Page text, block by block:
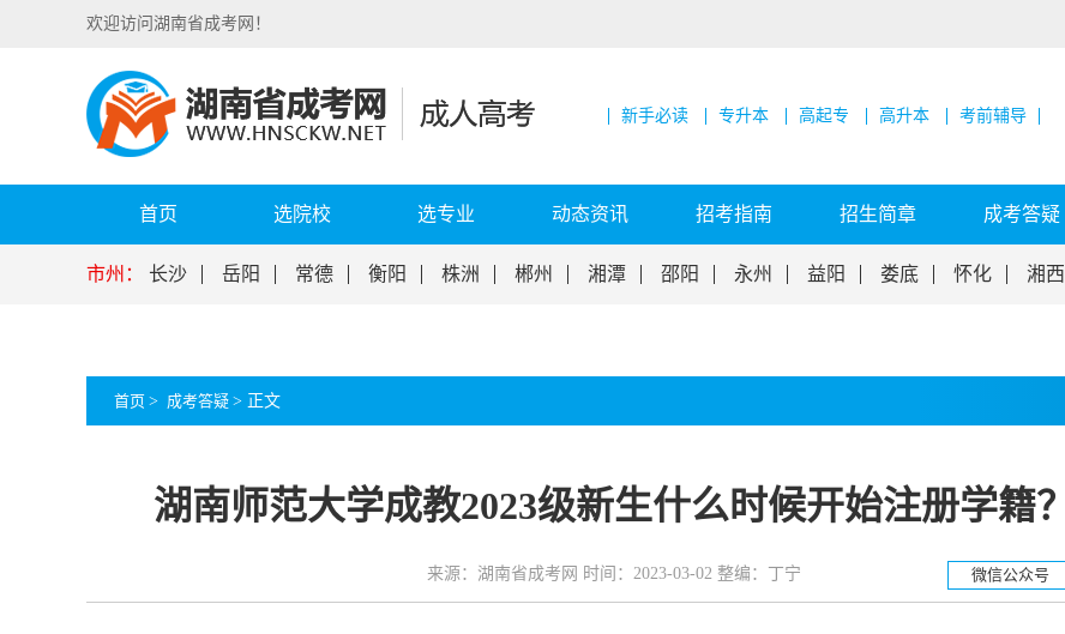
欢迎访问湖南省成考网！
新手必读 专升本 高起专 高升本 考前辅导
首页 选院校 选专业 动态资讯 招考指南 招生简章 成考答疑
市州： 长沙 岳阳 常德 衡阳 株洲 郴州 湘潭 邵阳 永州 益阳 娄底 怀化 湘西
首页 > 成考答疑 > 正文
湖南师范大学成教2023级新生什么时候开始注册学籍？
来源：湖南省成考网 时间：2023-03-02 整编：丁宁 微信公众号